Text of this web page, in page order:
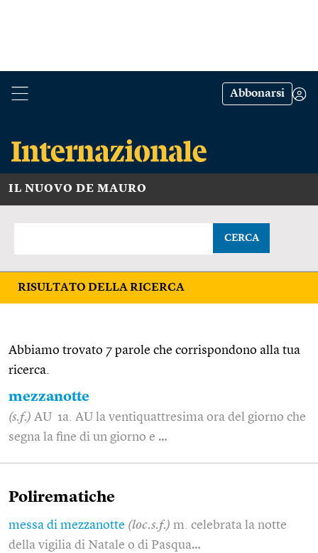
Abbonarsi
IL NUOVO DE MAURO
CERCA
RISULTATO DELLA RICERCA
Abbiamo trovato 7 parole che corrispondono alla tua
ricerca.
mezzanotte
(s.f.) AU 1a. AU la ventiquattresima ora del giorno che
segna la fine di un giorno e …
Polirematiche
messa di mezzanotte (loc.s.f.) m. celebrata la notte
della vigilia di Natale o di Pasqua…